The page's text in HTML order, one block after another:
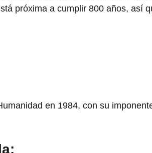
próxima a cumplir 800 años, así
en 1984, con su